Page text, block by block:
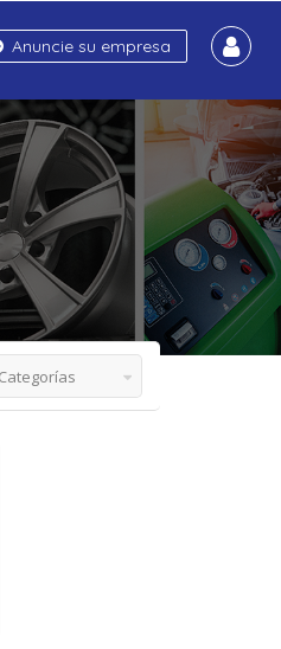
Anuncie su empresa
Categorías